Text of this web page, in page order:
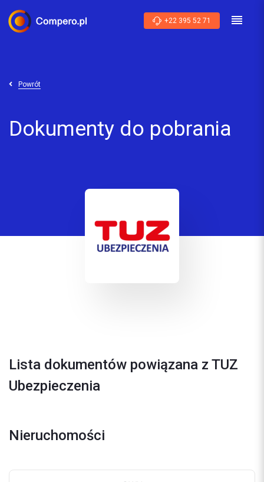
+22 395 52 71
Powrót
Dokumenty do pobrania
Lista dokumentów powiązana z TUZ
Ubezpieczenia
Nieruchomości